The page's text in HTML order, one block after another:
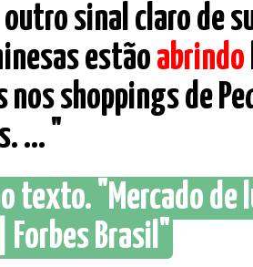
outro sinal claro de
estãoabrindo
nos shoppings de
... "
texto. "Mercado de
Forbes Brasil"